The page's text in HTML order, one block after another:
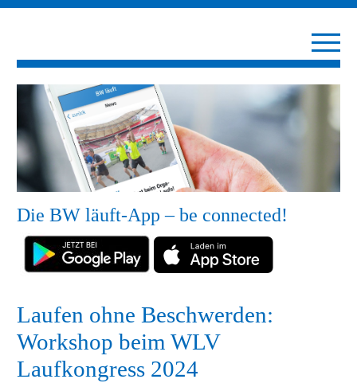
Die BW läuft-App – be connected!
Laufen ohne Beschwerden:
Workshop beim WLV
Laufkongress 2024